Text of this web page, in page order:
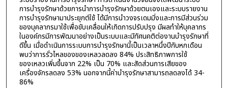
การบำรุงรักษาด้วยการนำการบำรุงรักษาด้วยตนเองและระบบรายงาน
การบำรุงรักษามาประยุกต์ใช้ ได้มีการนำวงจรเดมมิ่งและการมีส่วนร่วม
ของบุคลากรมาใช้เพื่อขับเคลื่อนให้เกิดการปรับปรุง มีผลทำให้บุคลากร
ในองค์กรมีการพัฒนาอย่างเป็นระบบและมีทัศนคติต่องานบำรุงรักษาที่
ดีขึ้น เมื่อดำเนินการระบบการบำรุงรักษานี้เป็นเวลาหนึ่งปีกับหกเดือน
พบว่าการรั่วไหลของของเหลวลดลง 84% ประสิทธิภาพการใช้
ของเหลวเพิ่มขึ้นจาก 22% เป็น 70% และสัดส่วนการเสียของ
เครื่องจักรลดลง 53% นอกจากนี้ค่าบำรุงรักษาสามารถลดลงได้ 34-
86%